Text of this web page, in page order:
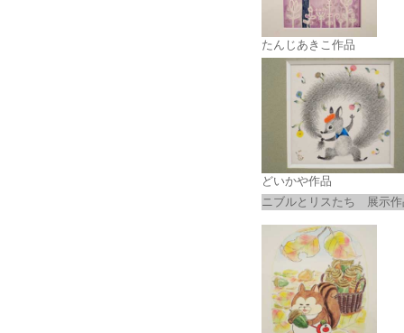
たんじあきこ作品
どいかや作品
ニブルとリスたち 展示作